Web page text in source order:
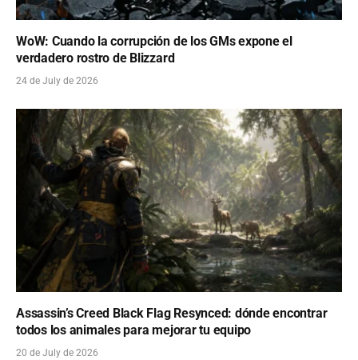
WoW: Cuando la corrupción de los GMs expone el
verdadero rostro de Blizzard
24 de July de 2026
Assassin’s Creed Black Flag Resynced: dónde encontrar
todos los animales para mejorar tu equipo
20 de July de 2026